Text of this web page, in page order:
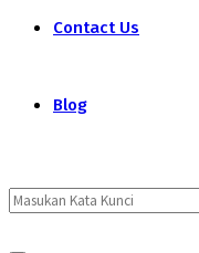
Contact Us
Blog
Search